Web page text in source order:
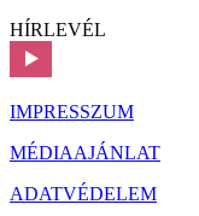
HÍRLEVÉL
IMPRESSZUM
MÉDIAAJÁNLAT
ADATVÉDELEM